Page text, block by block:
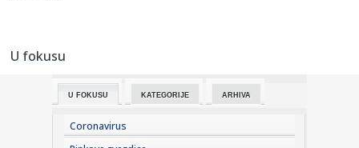
23:42:
23:35: "Nema lakih utakmica, ali mi smo Vojvodina"
U fokusu
U FOKUSU KATEGORIJE ARHIVA
Coronavirus